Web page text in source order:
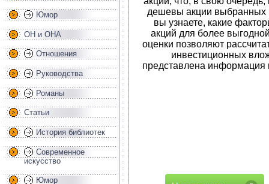
Юмор
ОН и ОНА
Отношения
Руководства
Романы
Статьи
История библиотек
Современное
искусство
Юмор
дешевы акции выбранных
вы узнаете, какие
акций для более
оценки позволяют
инвестиционных
представлена информация